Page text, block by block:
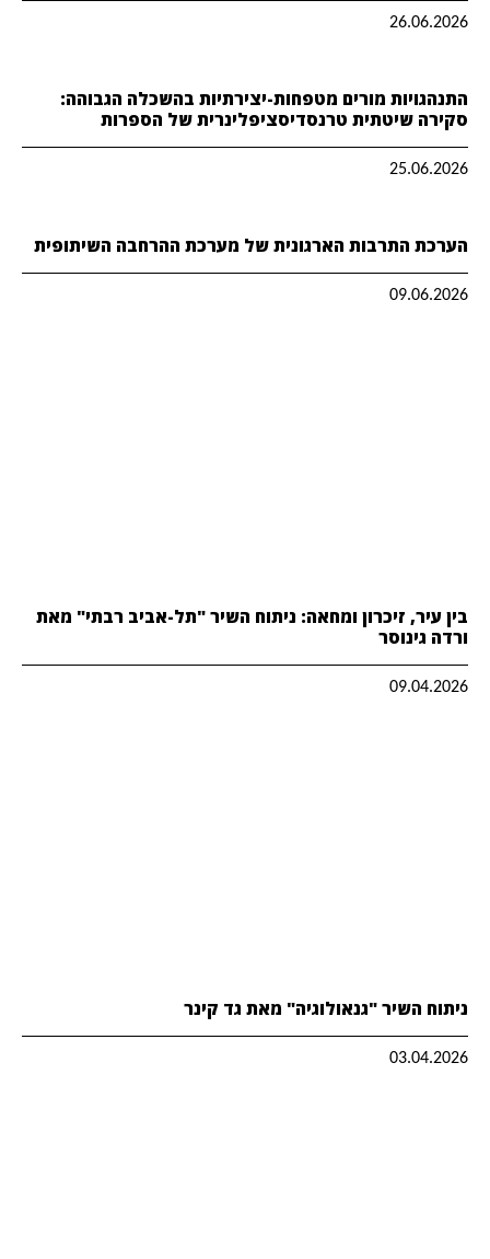
26.06.2026
התנהגויות מורים מטפחות-יצירתיות בהשכלה הגבוהה:
סקירה שיטתית טרנסדיסציפלינרית של הספרות
25.06.2026
הערכת התרבות הארגונית של מערכת ההרחבה השיתופית
09.06.2026
בין עיר, זיכרון ומחאה: ניתוח השיר "תל-אביב רבתי" מאת
ורדה גינוסר
09.04.2026
ניתוח השיר "גנאולוגיה" מאת גד קינר
03.04.2026